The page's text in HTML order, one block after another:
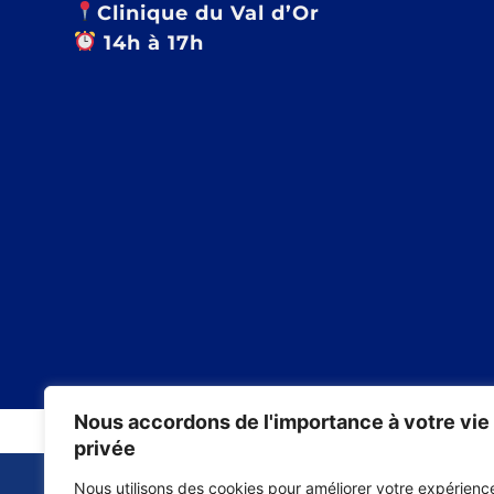
Nous accordons de l'importance à votre vie
privée
Nous utilisons des cookies pour améliorer votre
Clinique du Val d’Or
14h à 17h